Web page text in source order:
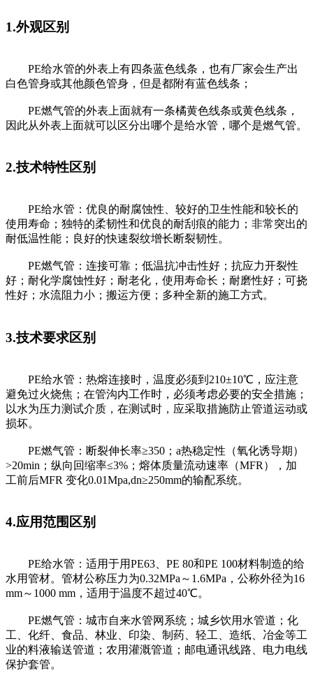
1.外观区别
PE给水管的外表上有四条蓝色线条，也有厂家会生产出
白色管身或其他颜色管身，但是都附有蓝色线条；
PE燃气管的外表上面就有一条橘黄色线条或黄色线条，
因此从外表上面就可以区分出哪个是给水管，哪个是燃气管。
2.技术特性区别
PE给水管：优良的耐腐蚀性、较好的卫生性能和较长的
使用寿命；独特的柔韧性和优良的耐刮痕的能力；非常突出的
耐低温性能；良好的快速裂纹增长断裂韧性。
PE燃气管：连接可靠；低温抗冲击性好；抗应力开裂性
好；耐化学腐蚀性好；耐老化，使用寿命长；耐磨性好；可挠
性好；水流阻力小；搬运方便；多种全新的施工方式。
3.技术要求区别
PE给水管：热熔连接时，温度必须到210±10℃，应注意
避免过火烧焦；在管沟内工作时，必须考虑必要的安全措施；
以水为压力测试介质，在测试时，应采取措施防止管道运动或
损坏。
PE燃气管：断裂伸长率≥350；a热稳定性（氧化诱导期）
>20min；纵向回缩率≤3%；熔体质量流动速率（MFR），加
工前后MFR 变化0.01Mpa,dn≥250mm的输配系统。
4.应用范围区别
PE给水管：适用于用PE63、PE 80和PE 100材料制造的给
水用管材。管材公称压力为0.32MPa～1.6MPa，公称外径为16
mm～1000 mm，适用于温度不超过40℃。
PE燃气管：城市自来水管网系统；城乡饮用水管道；化
工、化纤、食品、林业、印染、制药、轻工、造纸、冶金等工
业的料液输送管道；农用灌溉管道；邮电通讯线路、电力电线
保护套管。